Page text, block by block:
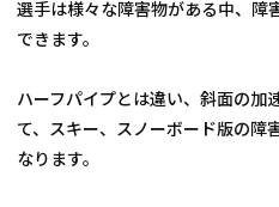
選手は様々な障害物がある中、障
できます。
ハーフパイプとは違い、斜面の加
て、スキー、スノーボード版の障
なります。